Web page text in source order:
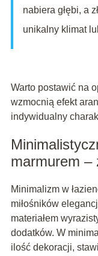
nabiera głębi, a
unikalny klimat
Warto postawić na
wzmocnią efekt
indywidualny
marmurem –
Minimalizm w
miłośników
materiałem
dodatków. W
ilość dekoracji,